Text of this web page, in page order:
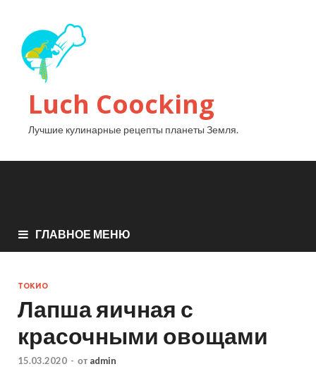
Luch Coocking
Лучшие кулинарные рецепты планеты Земля.
ГЛАВНОЕ МЕНЮ
ТОКИО
Лапша яичная с
красочными овощами
15.03.2020 - от admin